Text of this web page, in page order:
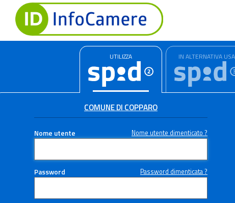
UTILIZZA IN ALTERNATIVA USA
COMUNE DI COPPARO
Nome utente Nome utente dimenticato ?
Password Password dimenticata ?